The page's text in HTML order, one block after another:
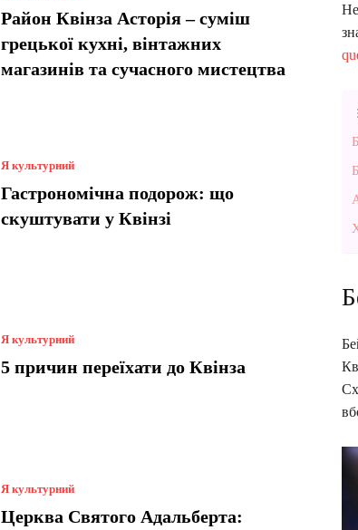
Район Квінза Асторія – суміш
грецької кухні, вінтажних
магазинів та сучасного мистецтва
Я культурний
Гастрономічна подорож: що
скуштувати у Квінзі
Я культурний
5 причин переїхати до Квінза
Я культурний
Церква Святого Адальберта: